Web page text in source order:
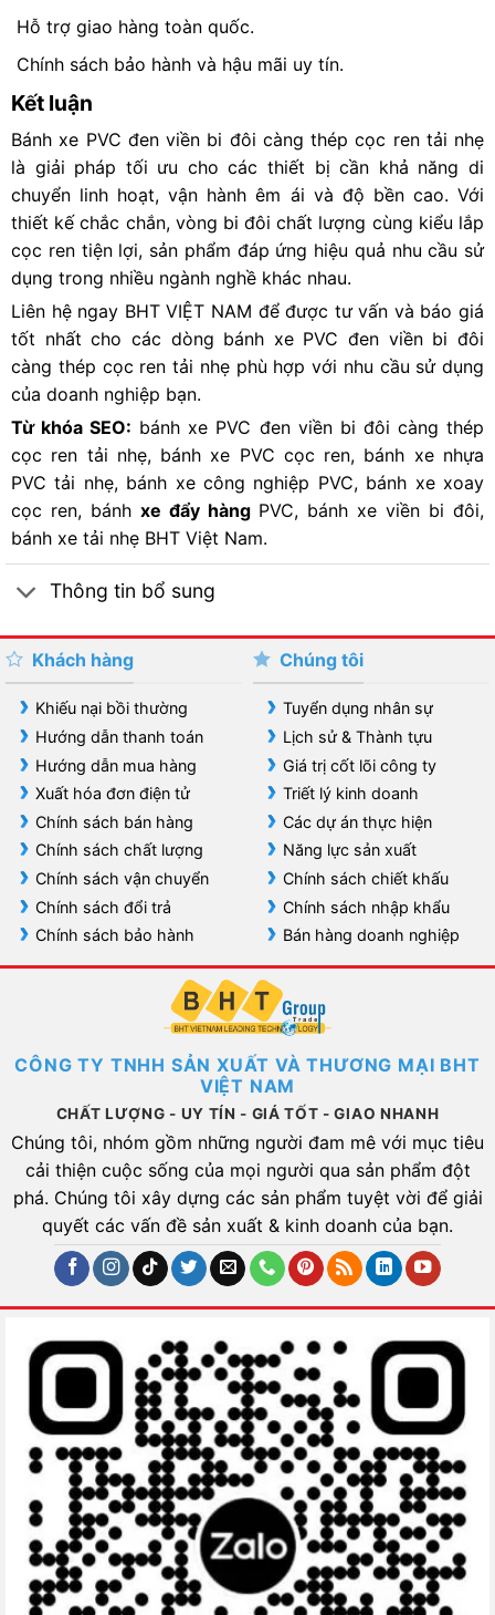
Hỗ trợ giao hàng toàn quốc.
Chính sách bảo hành và hậu mãi uy tín.
Kết luận
Bánh xe PVC đen viền bi đôi càng thép cọc ren tải nhẹ
là giải pháp tối ưu cho các thiết bị cần khả năng di
chuyển linh hoạt, vận hành êm ái và độ bền cao. Với
thiết kế chắc chắn, vòng bi đôi chất lượng cùng kiểu lắp
cọc ren tiện lợi, sản phẩm đáp ứng hiệu quả nhu cầu sử
dụng trong nhiều ngành nghề khác nhau.
Liên hệ ngay BHT VIỆT NAM để được tư vấn và báo giá
tốt nhất cho các dòng bánh xe PVC đen viền bi đôi
càng thép cọc ren tải nhẹ phù hợp với nhu cầu sử dụng
của doanh nghiệp bạn.
Từ khóa SEO: bánh xe PVC đen viền bi đôi càng thép
cọc ren tải nhẹ, bánh xe PVC cọc ren, bánh xe nhựa
PVC tải nhẹ, bánh xe công nghiệp PVC, bánh xe xoay
cọc ren, bánh xe đẩy hàngPVC, bánh xe viền bi đôi,
bánh xe tải nhẹ BHT Việt Nam.
Thông tin bổ sung
Khách hàng
Khiếu nại bồi thường
Hướng dẫn thanh toán
Hướng dẫn mua hàng
Xuất hóa đơn điện tử
Chính sách bán hàng
Chính sách chất lượng
Chính sách vận chuyển
Chính sách đổi trả
Chính sách bảo hành
Chúng tôi
Tuyển dụng nhân sự
Lịch sử & Thành tựu
Giá trị cốt lõi công ty
Triết lý kinh doanh
Các dự án thực hiện
Năng lực sản xuất
Chính sách chiết khấu
Chính sách nhập khẩu
Bán hàng doanh nghiệp
CÔNG TY TNHH SẢN XUẤT VÀ THƯƠNG MẠI BHT
VIỆT NAM
CHẤT LƯỢNG - UY TÍN - GIÁ TỐT - GIAO NHANH
Chúng tôi, nhóm gồm những người đam mê với mục tiêu
cải thiện cuộc sống của mọi người qua sản phẩm đột
phá. Chúng tôi xây dựng các sản phẩm tuyệt vời để giải
quyết các vấn đề sản xuất & kinh doanh của bạn.